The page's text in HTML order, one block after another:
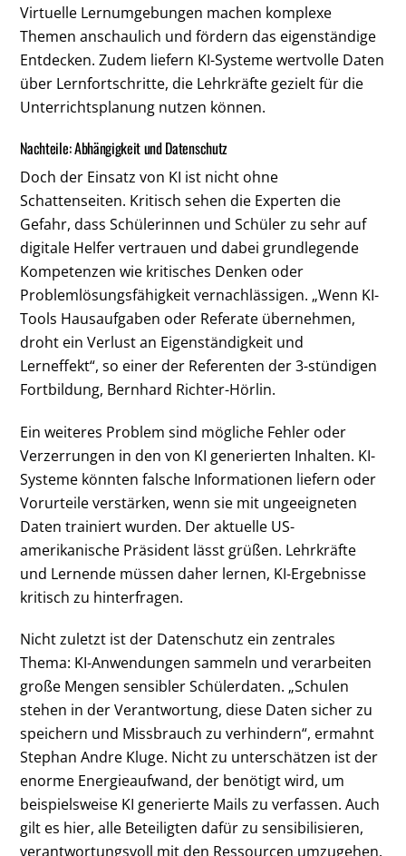
Virtuelle Lernumgebungen machen komplexe
Themen anschaulich und fördern das eigenständige
Entdecken. Zudem liefern KI-Systeme wertvolle Daten
über Lernfortschritte, die Lehrkräfte gezielt für die
Unterrichtsplanung nutzen können.
Nachteile: Abhängigkeit und Datenschutz
Doch der Einsatz von KI ist nicht ohne
Schattenseiten. Kritisch sehen die Experten die
Gefahr, dass Schülerinnen und Schüler zu sehr auf
digitale Helfer vertrauen und dabei grundlegende
Kompetenzen wie kritisches Denken oder
Problemlösungsfähigkeit vernachlässigen. „Wenn KI-
Tools Hausaufgaben oder Referate übernehmen,
droht ein Verlust an Eigenständigkeit und
Lerneffekt“, so einer der Referenten der 3-stündigen
Fortbildung, Bernhard Richter-Hörlin.
Ein weiteres Problem sind mögliche Fehler oder
Verzerrungen in den von KI generierten Inhalten. KI-
Systeme könnten falsche Informationen liefern oder
Vorurteile verstärken, wenn sie mit ungeeigneten
Daten trainiert wurden. Der aktuelle US-
amerikanische Präsident lässt grüßen. Lehrkräfte
und Lernende müssen daher lernen, KI-Ergebnisse
kritisch zu hinterfragen.
Nicht zuletzt ist der Datenschutz ein zentrales
Thema: KI-Anwendungen sammeln und verarbeiten
große Mengen sensibler Schülerdaten. „Schulen
stehen in der Verantwortung, diese Daten sicher zu
speichern und Missbrauch zu verhindern“, ermahnt
Stephan Andre Kluge. Nicht zu unterschätzen ist der
enorme Energieaufwand, der benötigt wird, um
beispielsweise KI generierte Mails zu verfassen. Auch
gilt es hier, alle Beteiligten dafür zu sensibilisieren,
verantwortungsvoll mit den Ressourcen umzugehen.